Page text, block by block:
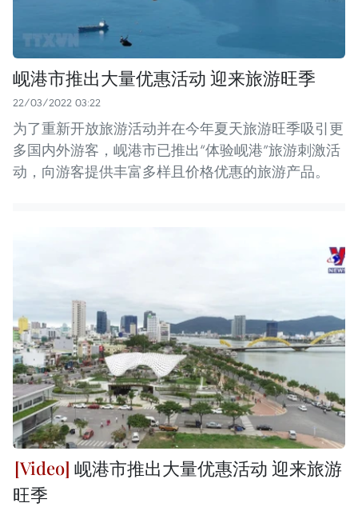
岘港市推出大量优惠活动 迎来旅游旺季
22/03/2022 03:22
为了重新开放旅游活动并在今年夏天旅游旺季吸引更
多国内外游客，岘港市已推出“体验岘港”旅游刺激活
动，向游客提供丰富多样且价格优惠的旅游产品。
岘港市推出大量优惠活动 迎来旅游
旺季